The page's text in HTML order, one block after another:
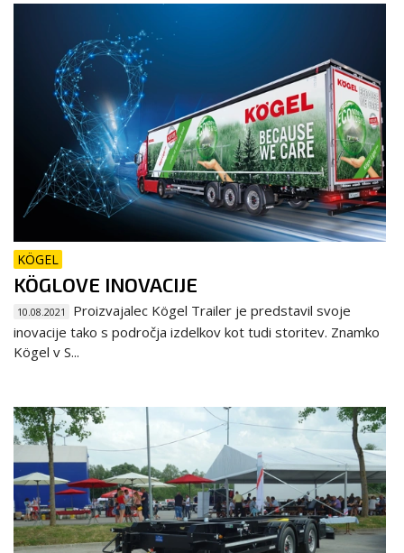
KÖGEL
KÖGLOVE INOVACIJE
10.08.2021
Proizvajalec Kögel Trailer je predstavil svoje
inovacije tako s področja izdelkov kot tudi storitev. Znamko
Kögel v S...